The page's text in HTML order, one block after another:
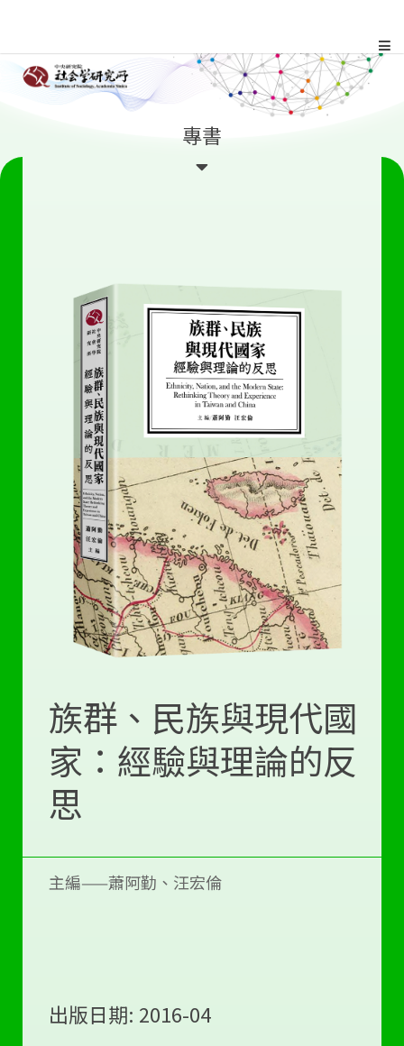
到
內
專書
族群、民族與現代國
家：經驗與理論的反
思
主編——蕭阿勤、汪宏倫
出版日期: 2016-04